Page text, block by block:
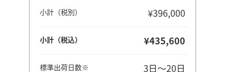
小計（税別） ¥396,000
小計（税込） ¥435,600
標準出荷日数※ 3日～20日